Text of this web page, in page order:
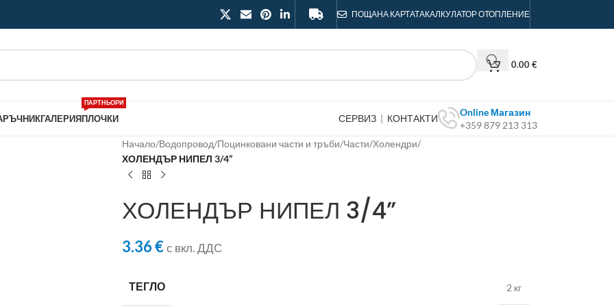
ПОЩАНА КАРТАТАКАЛКУЛАТОР ОТОПЛЕНИЕ
0.00€
ГАЛЕРИЯПЛОЧКИ
ПАРТНЬОРИ
СЕРВИЗ | КОНТАКТИ
Online Магазин
+359 879 213 313
Начало/Водопровод/Поцинковани части и тръби/Части/Холендри/
ХОЛЕНДЪР НИПЕЛ 3/4”
ХОЛЕНДЪР НИПЕЛ 3/4”
3.36€с вкл. ДДС
ТЕГЛО 2 кг